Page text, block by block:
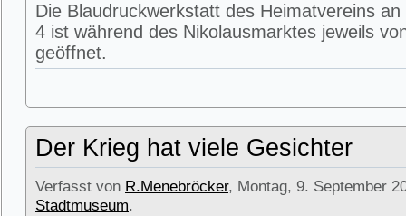
Die Blaudruckwerkstatt des Heimatvereins
4 ist während des Nikolausmarktes jeweils
geöffnet.
Der Krieg hat viele Gesichter
Verfasst von R.Menebröcker, Montag, 9. September
Stadtmuseum.